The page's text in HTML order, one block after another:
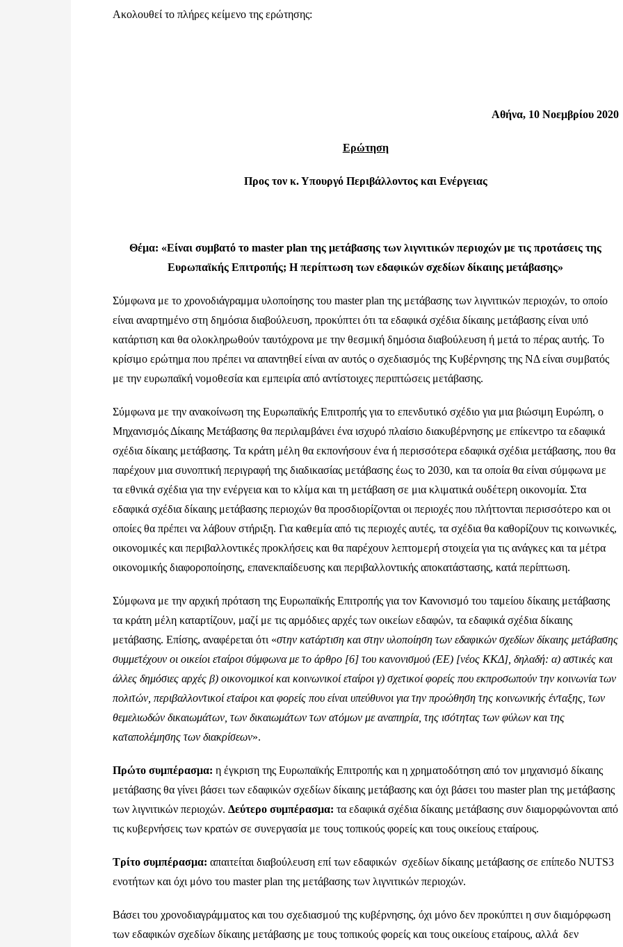
Ακολουθεί το πλήρες κείμενο της ερώτησης:
Αθήνα, 10 Νοεμβρίου 2020
Ερώτηση
Προς τον κ. Υπουργό Περιβάλλοντος και Ενέργειας
Θέμα: «Είναι συμβατό τοmaster plan της μετάβασης των λιγνιτικών περιοχών με τις προτάσεις της
Ευρωπαϊκής Επιτροπής;Hπερίπτωση των εδαφικών σχεδίων δίκαιης μετάβασης»
Σύμφωνα με το χρονοδιάγραμμα υλοποίησης του master plan της μετάβασης των λιγνιτικών περιοχών, το οποίο
είναι αναρτημένο στη δημόσια διαβούλευση, προκύπτει ότι τα εδαφικά σχέδια δίκαιης μετάβασης είναι υπό
κατάρτιση και θα ολοκληρωθούν ταυτόχρονα με την θεσμική δημόσια διαβούλευση ή μετά το πέρας αυτής. Το
κρίσιμο ερώτημα που πρέπει να απαντηθεί είναι αν αυτός ο σχεδιασμός της Κυβέρνησης της ΝΔ είναι συμβατός
με την ευρωπαϊκή νομοθεσία και εμπειρία από αντίστοιχες περιπτώσεις μετάβασης.
Σύμφωνα με την ανακοίνωση της Ευρωπαϊκής Επιτροπής για το επενδυτικό σχέδιο για μια βιώσιμη Ευρώπη, ο
Μηχανισμός Δίκαιης Μετάβασης θα περιλαμβάνει ένα ισχυρό πλαίσιο διακυβέρνησης με επίκεντρο τα εδαφικά
σχέδια δίκαιης μετάβασης. Τα κράτη μέλη θα εκπονήσουν ένα ή περισσότερα εδαφικά σχέδια μετάβασης, που θα
παρέχουν μια συνοπτική περιγραφή της διαδικασίας μετάβασης έως το 2030, και τα οποία θα είναι σύμφωνα με
τα εθνικά σχέδια για την ενέργεια και το κλίμα και τη μετάβαση σε μια κλιματικά ουδέτερη οικονομία. Στα
εδαφικά σχέδια δίκαιης μετάβασης περιοχών θα προσδιορίζονται οι περιοχές που πλήττονται περισσότερο και οι
οποίες θα πρέπει να λάβουν στήριξη. Για καθεμία από τις περιοχές αυτές, τα σχέδια θα καθορίζουν τις κοινωνικές,
οικονομικές και περιβαλλοντικές προκλήσεις και θα παρέχουν λεπτομερή στοιχεία για τις ανάγκες και τα μέτρα
οικονομικής διαφοροποίησης, επανεκπαίδευσης και περιβαλλοντικής αποκατάστασης, κατά περίπτωση.
Σύμφωνα με την αρχική πρόταση της Ευρωπαϊκής Επιτροπής για τον Κανονισμό του ταμείου δίκαιης μετάβασης
τα κράτη μέλη καταρτίζουν, μαζί με τις αρμόδιες αρχές των οικείων εδαφών, τα εδαφικά σχέδια δίκαιης
μετάβασης. Επίσης, αναφέρεται ότι «στην κατάρτιση και στην υλοποίηση των εδαφικών σχεδίων δίκαιης μετάβασης
συμμετέχουν οι οικείοι εταίροι σύμφωνα με το άρθρο [6] του κανονισμού (ΕΕ) [νέος ΚΚΔ], δηλαδή: α) αστικές και
άλλες δημόσιες αρχές β) οικονομικοί και κοινωνικοί εταίροι γ) σχετικοί φορείς που εκπροσωπούν την κοινωνία των
πολιτών, περιβαλλοντικοί εταίροι και φορείς που είναι υπεύθυνοι για την προώθηση της κοινωνικής ένταξης, των
θεμελιωδών δικαιωμάτων, των δικαιωμάτων των ατόμων με αναπηρία, της ισότητας των φύλων και της
καταπολέμησης των διακρίσεων».
Πρώτο συμπέρασμα: η έγκριση της Ευρωπαϊκής Επιτροπής και η χρηματοδότηση από τον μηχανισμό δίκαιης
μετάβασης θα γίνει βάσει των εδαφικών σχεδίων δίκαιης μετάβασης και όχι βάσει του master plan της μετάβασης
των λιγνιτικών περιοχών. Δεύτερο συμπέρασμα: τα εδαφικά σχέδια δίκαιης μετάβασης συν διαμορφώνονται από
τις κυβερνήσεις των κρατών σε συνεργασία με τους τοπικούς φορείς και τους οικείους εταίρους.
Τρίτο συμπέρασμα: απαιτείται διαβούλευση επί των εδαφικών σχεδίων δίκαιης μετάβασης σε επίπεδο NUTS3
ενοτήτων και όχι μόνο του master plan της μετάβασης των λιγνιτικών περιοχών.
Βάσει του χρονοδιαγράμματος και του σχεδιασμού της κυβέρνησης, όχι μόνο δεν προκύπτει η συν διαμόρφωση
των εδαφικών σχεδίων δίκαιης μετάβασης με τους τοπικούς φορείς και τους οικείους εταίρους, αλλά δεν